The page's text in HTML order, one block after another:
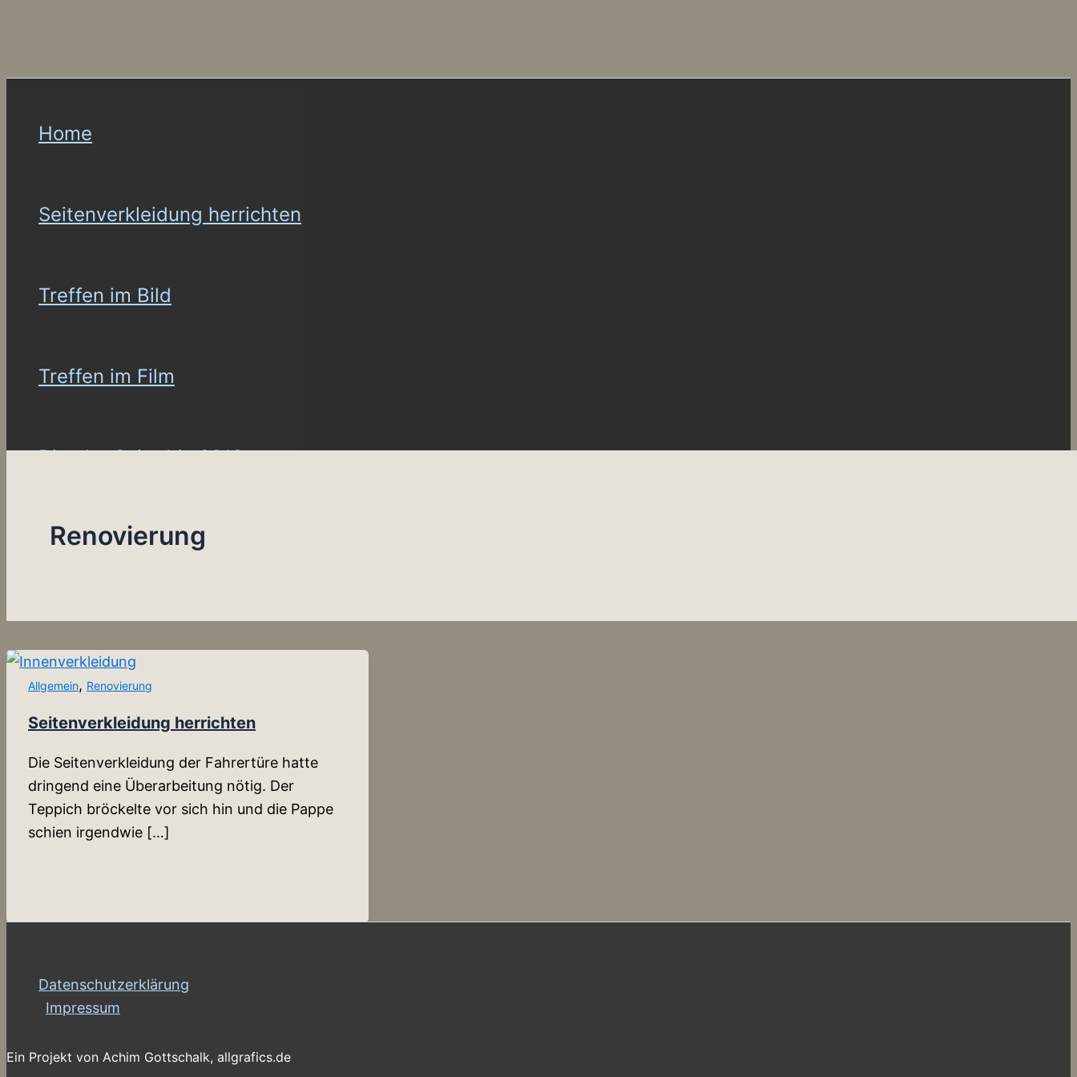
Home
Seitenverkleidung herrichten
Treffen im Bild
Treffen im Film
Die alte Seite bis 2013
Renovierung
Allgemein, Renovierung
Seitenverkleidung herrichten
Die Seitenverkleidung der Fahrertüre hatte
dringend eine Überarbeitung nötig. Der
Teppich bröckelte vor sich hin und die Pappe
schien irgendwie […]
Datenschutzerklärung
Impressum
Ein Projekt von Achim Gottschalk, allgrafics.de